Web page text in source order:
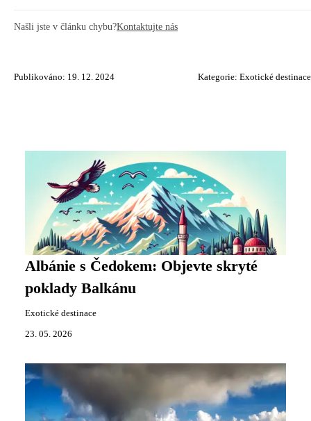
Našli jste v článku chybu?Kontaktujte nás
Publikováno: 19. 12. 2024 Kategorie: Exotické destinace
Albánie s Čedokem: Objevte skryté
poklady Balkánu
Exotické destinace
23. 05. 2026